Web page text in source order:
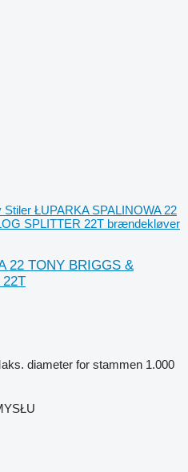
Stiler ŁUPARKA SPALINOWA 22
SPLITTER 22T brændekløver
22 TONY BRIGGS &
22T
diameter for stammen 1.000